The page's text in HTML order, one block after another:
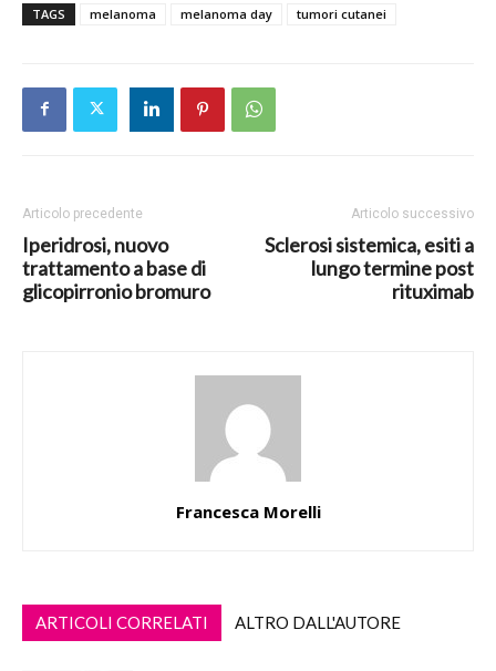
TAGS melanoma melanoma day tumori cutanei
Articolo precedente
Iperidrosi, nuovo
trattamento a base di
glicopirronio bromuro
Articolo successivo
Sclerosi sistemica, esiti a
lungo termine post
rituximab
Francesca Morelli
ARTICOLI CORRELATI ALTRO DALL'AUTORE